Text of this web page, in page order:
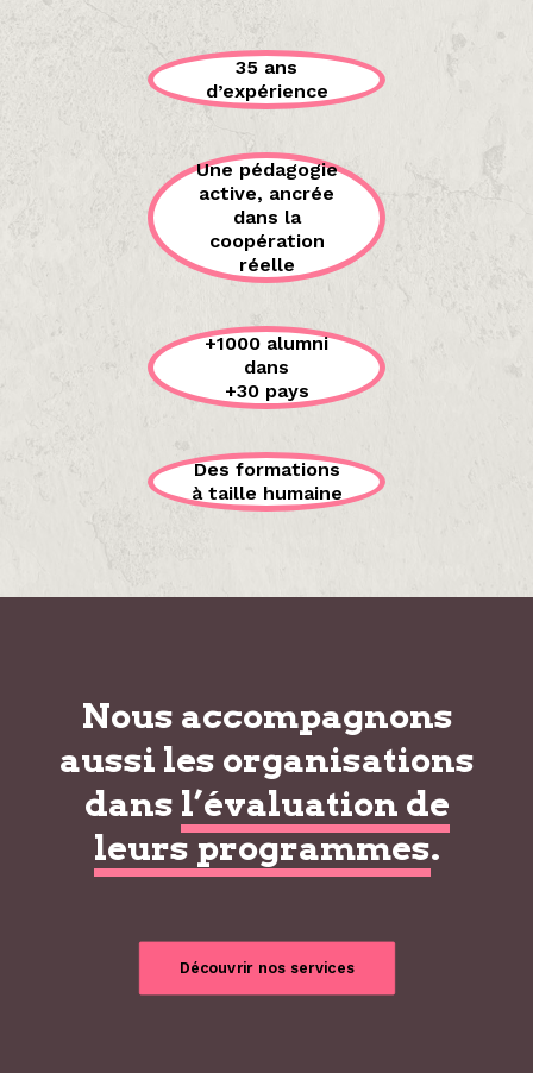
35 ans
d’expérience
Une pédagogie
active, ancrée
dans la
coopération
réelle
+1000 alumni
dans
+30 pays
Des formations
à taille humaine
Nous accompagnons
aussi les organisations
dans l’évaluation de
leurs programmes.
Découvrir nos services